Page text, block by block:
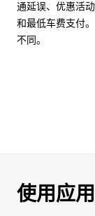
通延误、优惠活
和最低车费支付
不同。
使用应